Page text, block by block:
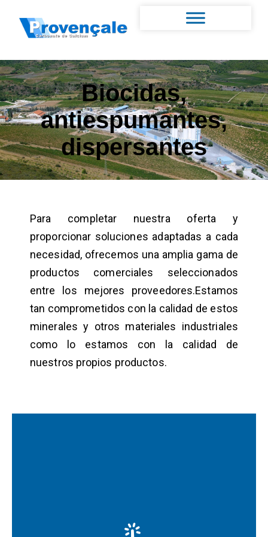
Biocidas,
antiespumantes,
dispersantes
Para completar nuestra oferta y
proporcionar soluciones adaptadas a cada
necesidad, ofrecemos una amplia gama de
productos comerciales seleccionados
entre los mejores proveedores.Estamos
tan comprometidos con la calidad de estos
minerales y otros materiales industriales
como lo estamos con la calidad de
nuestros propios productos.
utilizando tecnología avanzada de